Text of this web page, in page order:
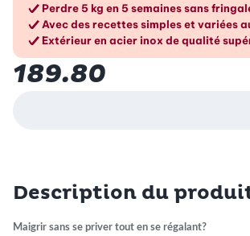
Les avantages
Perdre 5 kg en 5 semaines sans
Avec des recettes simples et variées
Extérieur en acier inox de qualité
189.80
Description du
Maigrir sans se priver tout en se régalant?